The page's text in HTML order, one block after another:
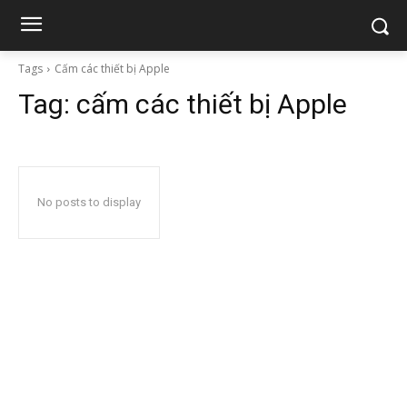
Tags Cấm các thiết bị Apple
Tag: cấm các thiết bị Apple
No posts to display